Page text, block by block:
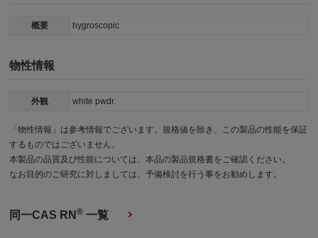
概要 hygroscopic
物性情報
外観 white pwdr.
「物性情報」は参考情報でございます。規格値を除き、この製品の性能を保証
するものではございません。
本製品の品質及び性能については、本品の製品規格書をご確認ください。
なお目的のご研究に対しましては、予備検討を行う事をお勧めします。
同一CAS RN® 一覧